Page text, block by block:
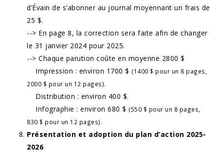
d’Évain de s’abonner au journal moyennant un frais de
25 $.
--> En page 8, la correction sera faite afin de changer
le 31 janvier 2024 pour 2025.
--> Chaque parution coûte en moyenne 2800 $
Impression : environ 1700 $ (1400 $ pour un 8 pages,
2000 $ pour un 12 pages).
Distribution : environ 400 $.
Infographie : environ 680 $ (550 $ pour un 8 pages,
830 $ pour un 12 pages).
Présentation et adoption du plan d’action 2025-
2026